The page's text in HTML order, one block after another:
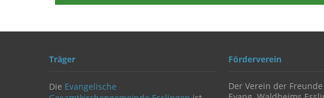
Träger
Die Evangelische
Förderverein
Der Verein der